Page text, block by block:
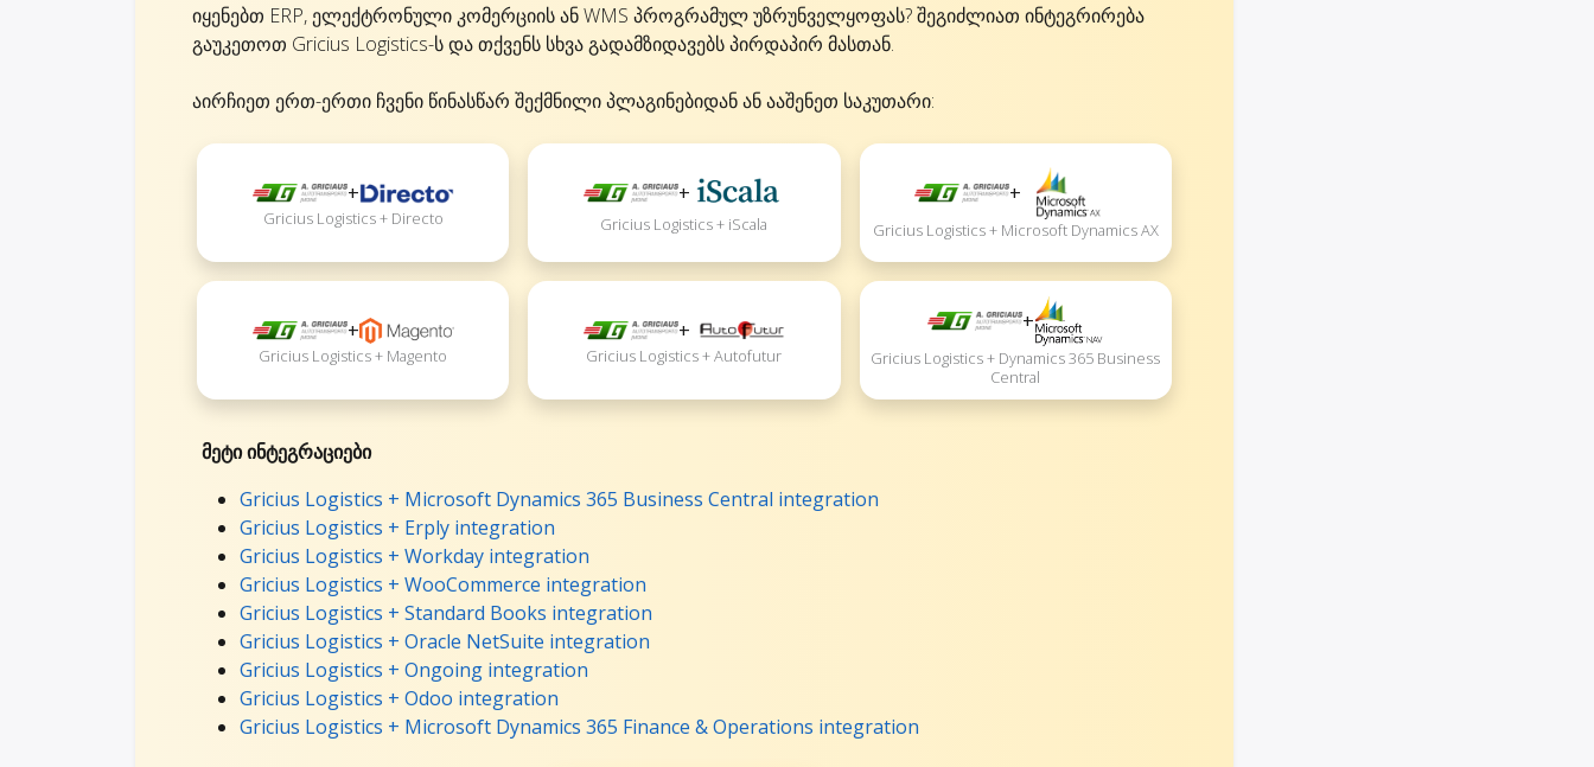
იყენებთ ERP, ელექტრონული კომერციის ან WMS პროგრამულ უზრუნველყოფას? შეგიძლიათ ინტეგრირება
გაუკეთოთ Gricius Logistics-ს და თქვენს სხვა გადამზიდავებს პირდაპირ მასთან.
აირჩიეთ ერთ-ერთი ჩვენი წინასწარ შექმნილი პლაგინებიდან ან ააშენეთ საკუთარი:
+
Gricius Logistics + Directo
+
Gricius Logistics + iScala
+
Gricius Logistics + Microsoft Dynamics AX
+
Gricius Logistics + Magento
+
Gricius Logistics + Autofutur
+
Gricius Logistics + Dynamics 365 Business
Central
მეტი ინტეგრაციები
Gricius Logistics + Microsoft Dynamics 365 Business Central integration
Gricius Logistics + Erply integration
Gricius Logistics + Workday integration
Gricius Logistics + WooCommerce integration
Gricius Logistics + Standard Books integration
Gricius Logistics + Oracle NetSuite integration
Gricius Logistics + Ongoing integration
Gricius Logistics + Odoo integration
Gricius Logistics + Microsoft Dynamics 365 Finance & Operations integration